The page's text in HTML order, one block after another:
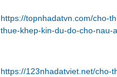
https://topnhadatvn.com/cho-
thue-khep-kin-du-do-cho-nau-
https://123nhadatviet.net/cho-